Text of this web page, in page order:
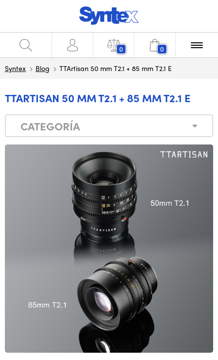
0 0
Syntex Blog TTArtisan 50 mm T2.1 + 85 mm T2.1 E
TTARTISAN 50 MM T2.1 + 85 MM T2.1 E
CATEGORÍA